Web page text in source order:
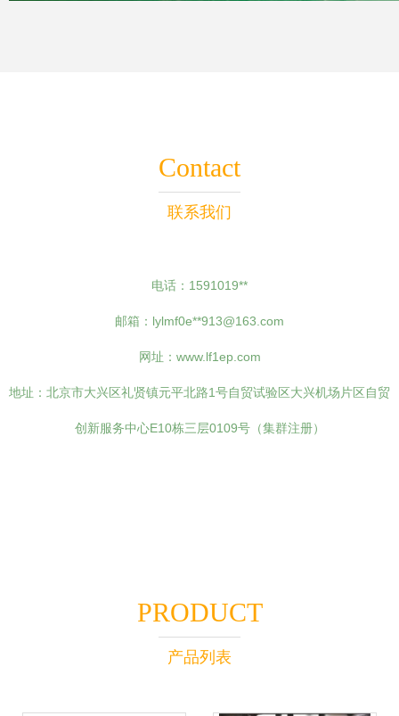
Contact
联系我们
电话：1591019**
邮箱：lylmf0e**913@163.com
网址： www.lf1ep.com
地址：北京市大兴区礼贤镇元平北路1号自贸试验区大兴机场片区自贸
创新服务中心E10栋三层0109号（集群注册）
PRODUCT
产品列表